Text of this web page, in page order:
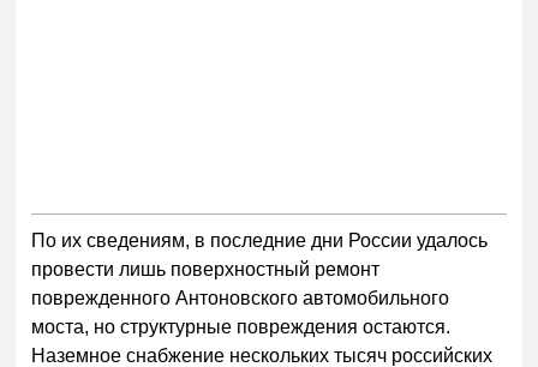
По их сведениям, в последние дни России удалось
провести лишь поверхностный ремонт
поврежденного Антоновского автомобильного
моста, но структурные повреждения остаются.
Наземное снабжение нескольких тысяч российских